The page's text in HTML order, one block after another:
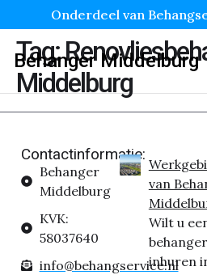
Onderdeel van
Behanger Middelburg
Tag:
Middelburg
Contactinformatie:
Behanger
Middelburg
KVK:
58037640
info@behangservice.nl
van
Wilt u
behanger
inhuren